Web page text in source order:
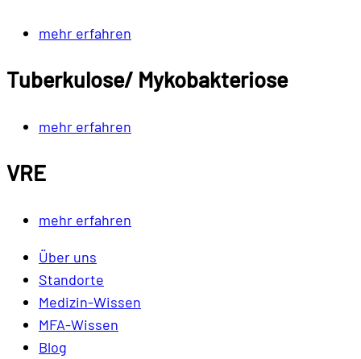
mehr erfahren
Tuberkulose/ Mykobakteriose
mehr erfahren
VRE
mehr erfahren
Über uns
Standorte
Medizin-Wissen
MFA-Wissen
Blog